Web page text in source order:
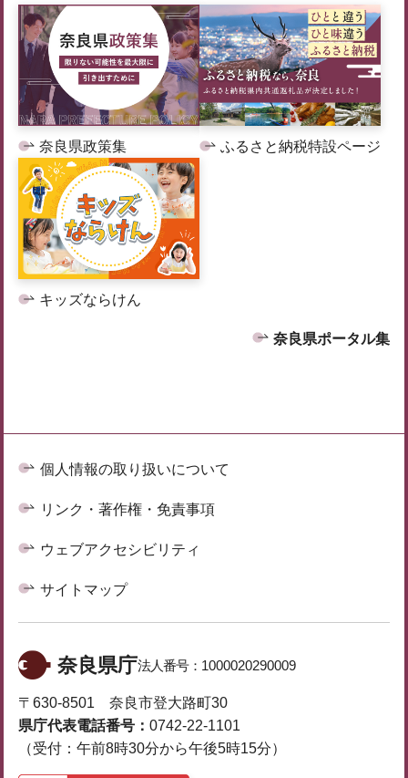
奈良県政策集 ふるさと納税特設ページ
キッズならけん
奈良県ポータル集
個人情報の取り扱いについて
リンク・著作権・免責事項
ウェブアクセシビリティ
サイトマップ
奈良県庁法人番号： 1000020290009
〒630-8501 奈良市登大路町30
県庁代表電話番号： 0742-22-1101
（受付：午前8時30分から午後5時15分）